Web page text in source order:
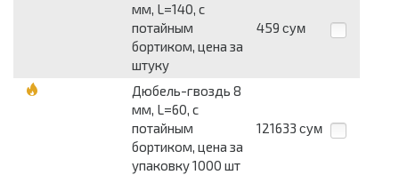
мм, L=140, с
потайным
бортиком, цена за
штуку
459 сум
Дюбель-гвоздь 8
мм, L=60, с
потайным
бортиком, цена за
упаковку 1000 шт
121633 сум